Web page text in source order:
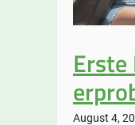
Erste
August 4,